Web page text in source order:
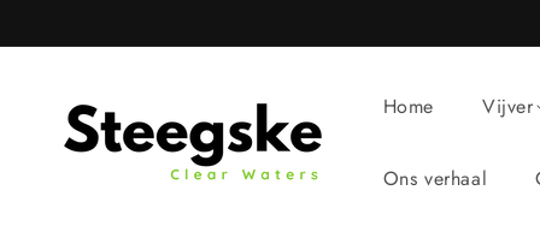
content
Home Vijver
Ons verhaal